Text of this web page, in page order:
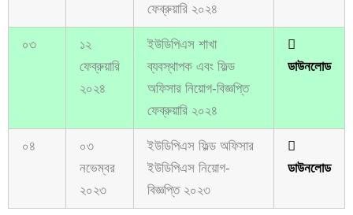
ফেব্রুয়ারি ২০২৪
০৩
১২
ফেব্রুয়ারি
২০২৪
ইউডিপিএস শাখা
ব্যবস্থাপক এবং ফিল্ড
অফিসার নিয়োগ-বিজ্ঞপ্তি
ফেব্রুয়ারি ২০২৪
ডাউনলোড
০৪
০৩
নভেম্বর
২০২৩
ইউডিপিএস ফিল্ড অফিসার
ইউডিপিএস নিয়োগ-
বিজ্ঞপ্তি ২০২৩
ডাউনলোড